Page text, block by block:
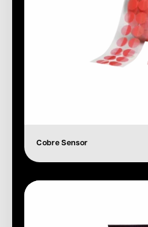
Cobre Sensor